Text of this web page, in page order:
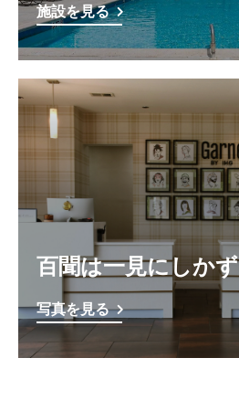
施設を見る
百聞は一見にしかず
写真を見る